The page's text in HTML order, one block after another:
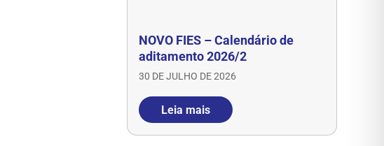
NOVO FIES – Calendário de
aditamento 2026/2
30 DE JULHO DE 2026
Leia mais